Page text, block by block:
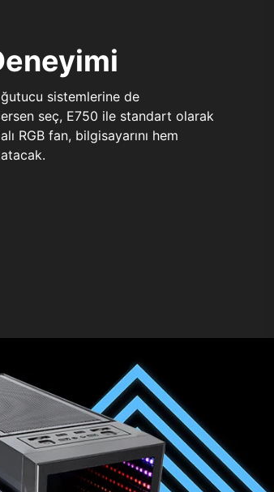
sistemlerine de
seç, E750 ile standart olarak
RGB fan, bilgisayarını hem